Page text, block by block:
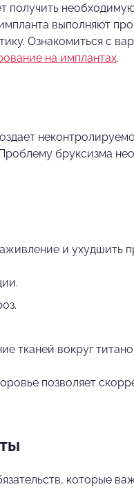
получить
выполняют
Ознакомиться с
на имплантах.
бруксизма
и ухудшить
тканей вокруг
позволяет
которые